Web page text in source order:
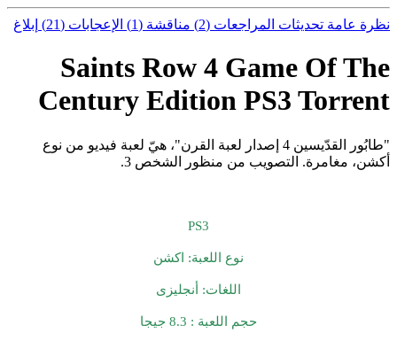
نظرة عامة تحديثات المراجعات (2) مناقشة (1) الإعجابات (21) إبلاغ
Saints Row 4 Game Of The
Century Edition PS3 Torrent
"طابُور القدّيسين 4 إصدار لعبة القرن"، هيّ لعبة فيديو من نوع
أكشن، مغامرة. التصويب من منظور الشخص 3.
PS3
نوع اللعبة: اكشن
اللغات: أنجليزى
حجم اللعبة : 8.3 جيجا